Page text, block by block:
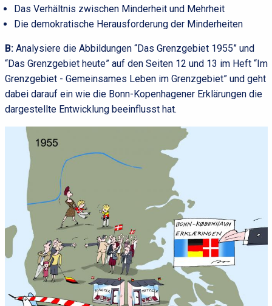
Das Verhältnis zwischen Minderheit und Mehrheit
Die demokratische Herausforderung der Minderheiten
B: Analysiere die Abbildungen “Das Grenzgebiet 1955” und
“Das Grenzgebiet heute” auf den Seiten 12 und 13 im Heft “Im
Grenzgebiet - Gemeinsames Leben im Grenzgebiet” und geht
dabei darauf ein wie die Bonn-Kopenhagener Erklärungen die
dargestellte Entwicklung beeinflusst hat.